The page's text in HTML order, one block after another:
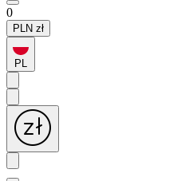
0
PLN zł
PL